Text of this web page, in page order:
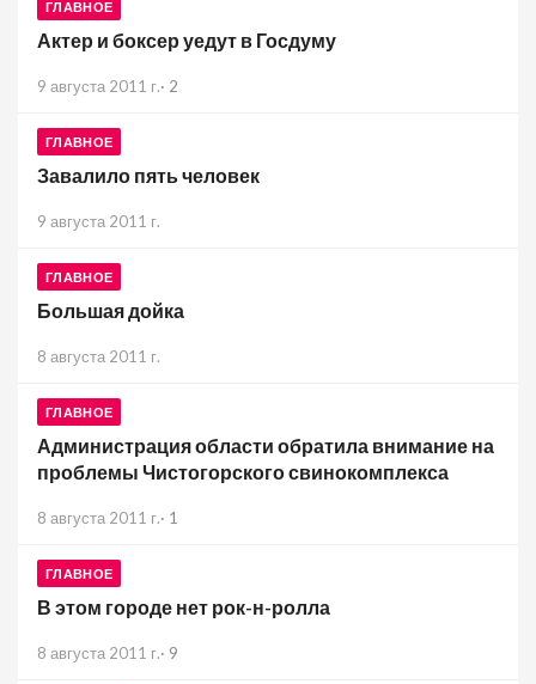
ГЛАВНОЕ
Актер и боксер уедут в Госдуму
9 августа 2011 г.· 2
ГЛАВНОЕ
Завалило пять человек
9 августа 2011 г.
ГЛАВНОЕ
Большая дойка
8 августа 2011 г.
ГЛАВНОЕ
Администрация области обратила внимание на
проблемы Чистогорского свинокомплекса
8 августа 2011 г.· 1
ГЛАВНОЕ
В этом городе нет рок-н-ролла
8 августа 2011 г.· 9